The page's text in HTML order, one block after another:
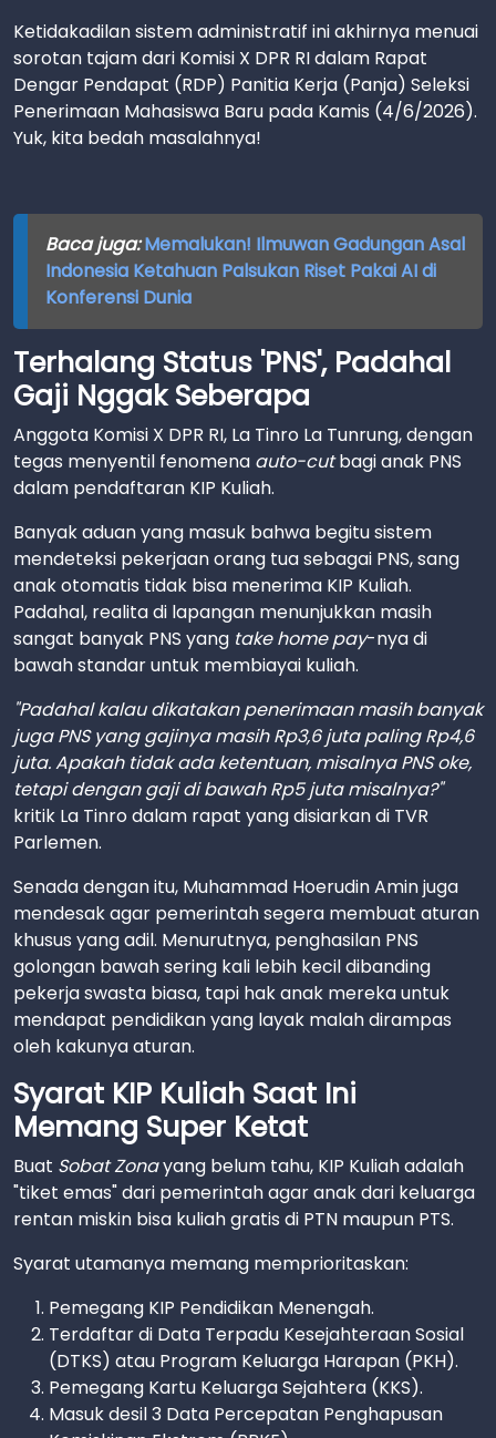
Ketidakadilan sistem administratif ini akhirnya menuai
sorotan tajam dari Komisi X DPR RI dalam Rapat
Dengar Pendapat (RDP) Panitia Kerja (Panja) Seleksi
Penerimaan Mahasiswa Baru pada Kamis (4/6/2026).
Yuk, kita bedah masalahnya!
Baca juga: Memalukan! Ilmuwan Gadungan Asal
Indonesia Ketahuan Palsukan Riset Pakai AI di
Konferensi Dunia
Terhalang Status 'PNS', Padahal
Gaji Nggak Seberapa
Anggota Komisi X DPR RI, La Tinro La Tunrung, dengan
tegas menyentil fenomena auto-cutbagi anak PNS
dalam pendaftaran KIP Kuliah.
Banyak aduan yang masuk bahwa begitu sistem
mendeteksi pekerjaan orang tua sebagai PNS, sang
anak otomatis tidak bisa menerima KIP Kuliah.
Padahal, realita di lapangan menunjukkan masih
sangat banyak PNS yang take home pay-nya di
bawah standar untuk membiayai kuliah.
"Padahal kalau dikatakan penerimaan masih banyak
juga PNS yang gajinya masih Rp3,6 juta paling Rp4,6
juta. Apakah tidak ada ketentuan, misalnya PNS oke,
tetapi dengan gaji di bawah Rp5 juta misalnya?"
kritik La Tinro dalam rapat yang disiarkan di TVR
Parlemen.
Senada dengan itu, Muhammad Hoerudin Amin juga
mendesak agar pemerintah segera membuat aturan
khusus yang adil. Menurutnya, penghasilan PNS
golongan bawah sering kali lebih kecil dibanding
pekerja swasta biasa, tapi hak anak mereka untuk
mendapat pendidikan yang layak malah dirampas
oleh kakunya aturan.
Syarat KIP Kuliah Saat Ini
Memang Super Ketat
Buat Sobat Zonayang belum tahu, KIP Kuliah adalah
"tiket emas" dari pemerintah agar anak dari keluarga
rentan miskin bisa kuliah gratis di PTN maupun PTS.
Syarat utamanya memang memprioritaskan:
Pemegang KIP Pendidikan Menengah.
Terdaftar di Data Terpadu Kesejahteraan Sosial
(DTKS) atau Program Keluarga Harapan (PKH).
Pemegang Kartu Keluarga Sejahtera (KKS).
Masuk desil 3 Data Percepatan Penghapusan